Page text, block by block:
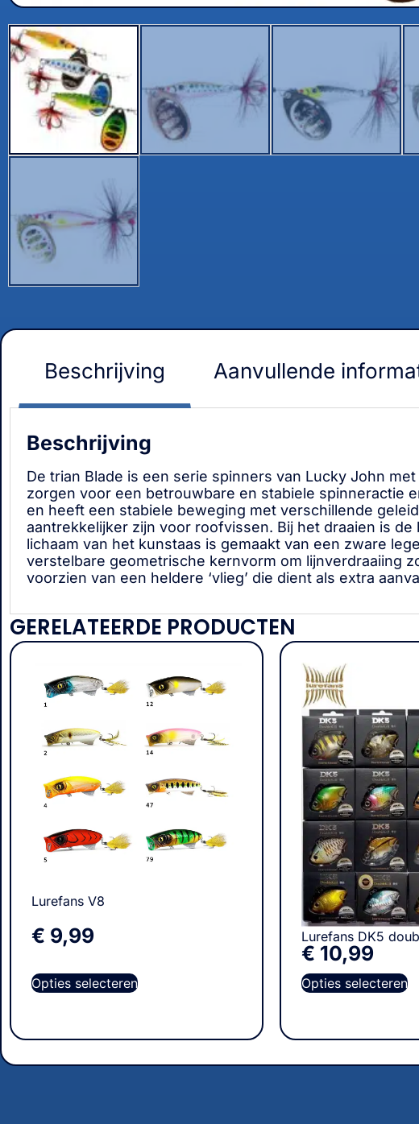
Beschrijving Aanvullende
Beschrijving
De trian Blade is een serie spinners van Lucky John
zorgen voor een betrouwbare en stabiele spinneractie
en heeft een stabiele beweging met verschillende
aantrekkelijker zijn voor roofvissen. Bij het draaien is
lichaam van het kunstaas is gemaakt van een zware
verstelbare geometrische kernvorm om lijnverdraaiing
voorzien van een heldere ‘vlieg’ die dient als extra
GERELATEERDE PRODUCTEN
Lurefans V8
€ 9,99
Opties selecteren
Lurefans DK5
€ 10,99
Opties selecteren